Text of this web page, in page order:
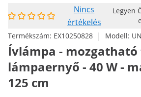
Nincs
értékelés
Legyen
Termékszám: EX10250828 | Modell:
Ívlámpa - mozgatható
lámpaernyő - 40 W -
125 cm